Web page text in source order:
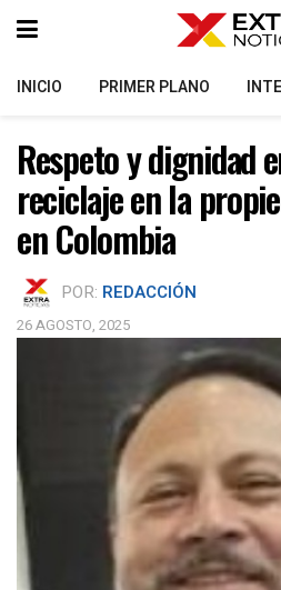
INICIO PRIMER PLANO
Respeto y dignidad
reciclaje en la
en Colombia
POR: REDACCIÓN
26 AGOSTO, 2025